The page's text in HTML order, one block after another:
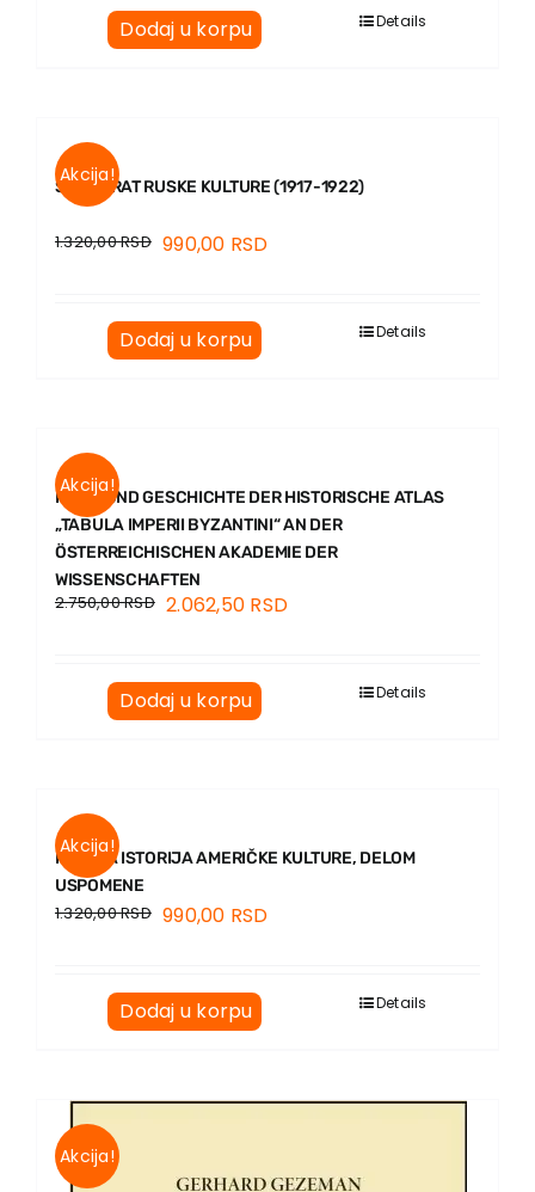
EU PROJEKTI
Dodaj u korpu Details
Akcija!
SUNOVRAT RUSKE KULTURE (1917-1922)
1.320,00RSD 990,00 RSD
Dodaj u korpu Details
Akcija!
RAUM UND GESCHICHTE DER HISTORISCHE ATLAS
„TABULA IMPERII BYZANTINI“ AN DER
ÖSTERREICHISCHEN AKADEMIE DER
WISSENSCHAFTEN
2.750,00RSD 2.062,50 RSD
Dodaj u korpu Details
Akcija!
KRATKA ISTORIJA AMERIČKE KULTURE, DELOM
USPOMENE
1.320,00RSD 990,00 RSD
Dodaj u korpu Details
Akcija!